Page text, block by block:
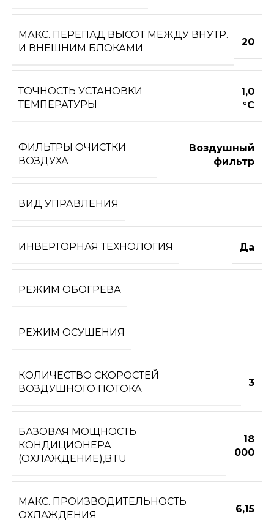
МАКС. ПЕРЕПАД ВЫСОТ МЕЖДУ ВНУТР.
И ВНЕШНИМ БЛОКАМИ
20
ТОЧНОСТЬ УСТАНОВКИ
ТЕМПЕРАТУРЫ
1,0
°С
ФИЛЬТРЫ ОЧИСТКИ
ВОЗДУХА
Воздушный
фильтр
ВИД УПРАВЛЕНИЯ
ИНВЕРТОРНАЯ ТЕХНОЛОГИЯ Да
РЕЖИМ ОБОГРЕВА
РЕЖИМ ОСУШЕНИЯ
КОЛИЧЕСТВО СКОРОСТЕЙ
ВОЗДУШНОГО ПОТОКА
3
БАЗОВАЯ МОЩНОСТЬ
КОНДИЦИОНЕРА
(ОХЛАЖДЕНИЕ),BTU
18
000
МАКС. ПРОИЗВОДИТЕЛЬНОСТЬ
ОХЛАЖДЕНИЯ
6,15